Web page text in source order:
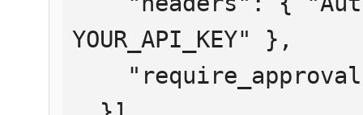
YOUR_API_KEY" },